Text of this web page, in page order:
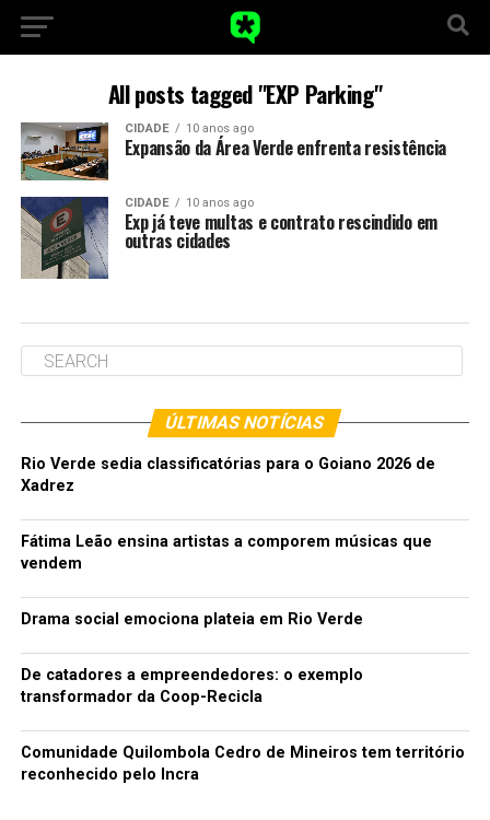
All posts tagged "EXP Parking"
CIDADE 10 anos ago
Expansão da Área Verde enfrenta resistência
CIDADE 10 anos ago
Exp já teve multas e contrato rescindido em
outras cidades
ÚLTIMAS NOTÍCIAS
Rio Verde sedia classificatórias para o Goiano 2026 de
Xadrez
Fátima Leão ensina artistas a comporem músicas que
vendem
Drama social emociona plateia em Rio Verde
De catadores a empreendedores: o exemplo
transformador da Coop-Recicla
Comunidade Quilombola Cedro de Mineiros tem território
reconhecido pelo Incra